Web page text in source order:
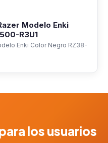
Modelo Enki
R3U1
Enki Color Negro RZ38-
los usuarios